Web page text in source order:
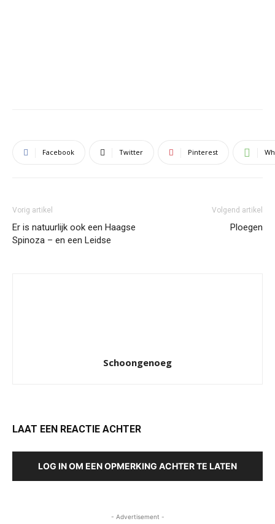
Facebook Twitter Pinterest
Vorig artikel
Er is natuurlijk ook een Haagse
Spinoza – en een Leidse
Volgend artikel
Ploegen
Schoongenoeg
LAAT EEN REACTIE ACHTER
LOG IN OM EEN OPMERKING ACHTER TE LATEN
- Advertisement -